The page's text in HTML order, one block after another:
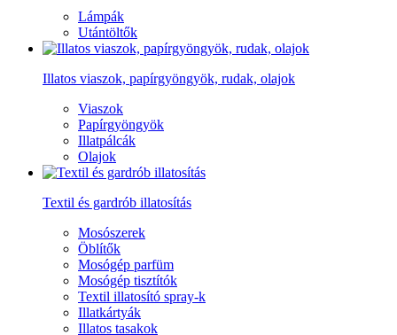
Lámpák
Utántöltők
Illatos viaszok, papírgyöngyök, rudak, olajok
Viaszok
Papírgyöngyök
Illatpálcák
Olajok
Textil és gardrób illatosítás
Mosószerek
Öblítők
Mosógép parfüm
Mosógép tisztítók
Textil illatosító spray-k
Illatkártyák
Illatos tasakok